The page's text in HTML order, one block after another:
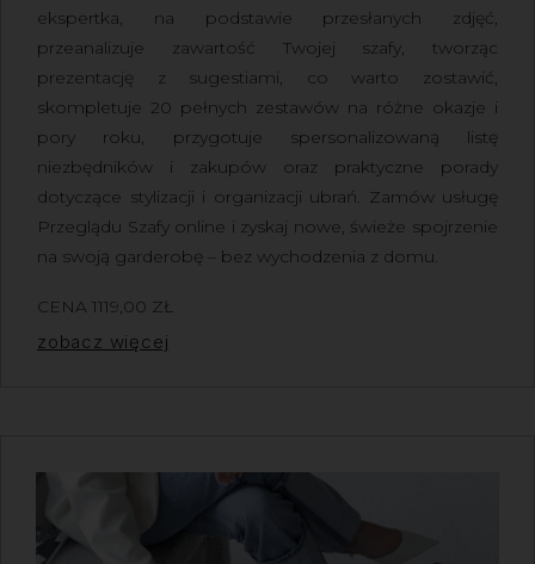
ekspertka, na podstawie przesłanych zdjęć,
przeanalizuje zawartość Twojej szafy, tworząc
prezentację z sugestiami, co warto zostawić,
skompletuje 20 pełnych zestawów na różne okazje i
pory roku, przygotuje spersonalizowaną listę
niezbędników i zakupów oraz praktyczne porady
dotyczące stylizacji i organizacji ubrań. Zamów usługę
Przeglądu Szafy online i zyskaj nowe, świeże spojrzenie
na swoją garderobę – bez wychodzenia z domu.
CENA 1119,00 ZŁ
zobacz więcej